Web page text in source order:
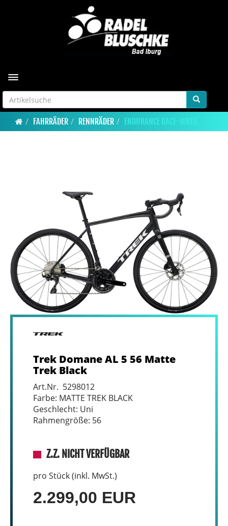
Toggle navigation
FAHRRÄDER RENNRÄDER ENDURANCE RACE-BIKES
Trek Domane AL 5 56 Matte
Trek Black
Art.Nr. 5298012
Farbe: MATTE TREK BLACK
Geschlecht: Uni
Rahmengröße: 56
Z.Z. NICHT VERFÜGBAR
pro Stück (inkl. MwSt.)
2.299,00 EUR